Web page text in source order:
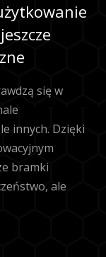
się w
innych. Dzięki
bramki
ale